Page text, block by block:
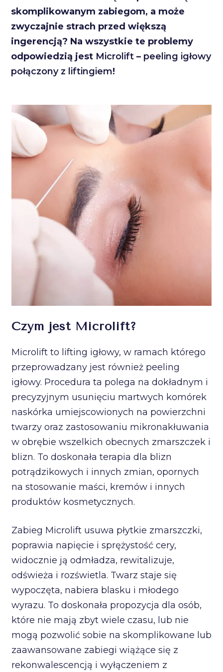
skomplikowanym zabiegom, a może
zwyczajnie strach przed większą
ingerencją? Na wszystkie te problemy
odpowiedzią jest Microlift – peeling igłowy
połączony z liftingiem!
Czym jest Microlift?
Microlift to lifting igłowy, w ramach którego
przeprowadzany jest również peeling
igłowy. Procedura ta polega na dokładnym i
precyzyjnym usunięciu martwych komórek
naskórka umiejscowionych na powierzchni
twarzy oraz zastosowaniu mikronakłuwania
w obrębie wszelkich obecnych zmarszczek i
blizn. To doskonała terapia dla blizn
potrądzikowych i innych zmian, opornych
na stosowanie maści, kremów i innych
produktów kosmetycznych.
Zabieg Microlift usuwa płytkie zmarszczki,
poprawia napięcie i sprężystość cery,
widocznie ją odmładza, rewitalizuje,
odświeża i rozświetla. Twarz staje się
wypoczęta, nabiera blasku i młodego
wyrazu. To doskonała propozycja dla osób,
które nie mają zbyt wiele czasu, lub nie
mogą pozwolić sobie na skomplikowane lub
zaawansowane zabiegi wiążące się z
rekonwalescencją i wyłączeniem z